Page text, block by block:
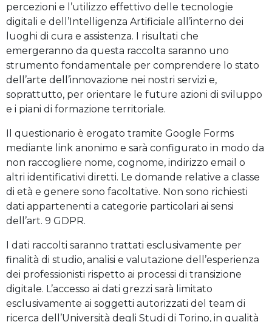
percezioni e l’utilizzo effettivo delle tecnologie
digitali e dell’Intelligenza Artificiale all’interno dei
luoghi di cura e assistenza. I risultati che
emergeranno da questa raccolta saranno uno
strumento fondamentale per comprendere lo stato
dell’arte dell’innovazione nei nostri servizi e,
soprattutto, per orientare le future azioni di sviluppo
e i piani di formazione territoriale.
Il questionario è erogato tramite Google Forms
mediante link anonimo e sarà configurato in modo da
non raccogliere nome, cognome, indirizzo email o
altri identificativi diretti. Le domande relative a classe
di età e genere sono facoltative. Non sono richiesti
dati appartenenti a categorie particolari ai sensi
dell’art. 9 GDPR.
I dati raccolti saranno trattati esclusivamente per
finalità di studio, analisi e valutazione dell’esperienza
dei professionisti rispetto ai processi di transizione
digitale. L’accesso ai dati grezzi sarà limitato
esclusivamente ai soggetti autorizzati del team di
ricerca dell’Università degli Studi di Torino, in qualità